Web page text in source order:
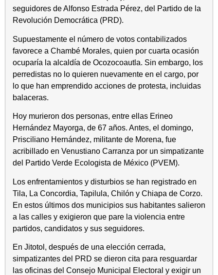
seguidores de Alfonso Estrada Pérez, del Partido de la
Revolución Democrática (PRD).
Supuestamente el número de votos contabilizados
favorece a Chambé Morales, quien por cuarta ocasión
ocuparía la alcaldía de Ocozocoautla. Sin embargo, los
perredistas no lo quieren nuevamente en el cargo, por
lo que han emprendido acciones de protesta, incluidas
balaceras.
Hoy murieron dos personas, entre ellas Erineo
Hernández Mayorga, de 67 años. Antes, el domingo,
Prisciliano Hernández, militante de Morena, fue
acribillado en Venustiano Carranza por un simpatizante
del Partido Verde Ecologista de México (PVEM).
Los enfrentamientos y disturbios se han registrado en
Tila, La Concordia, Tapilula, Chilón y Chiapa de Corzo.
En estos últimos dos municipios sus habitantes salieron
a las calles y exigieron que pare la violencia entre
partidos, candidatos y sus seguidores.
En Jitotol, después de una elección cerrada,
simpatizantes del PRD se dieron cita para resguardar
las oficinas del Consejo Municipal Electoral y exigir un